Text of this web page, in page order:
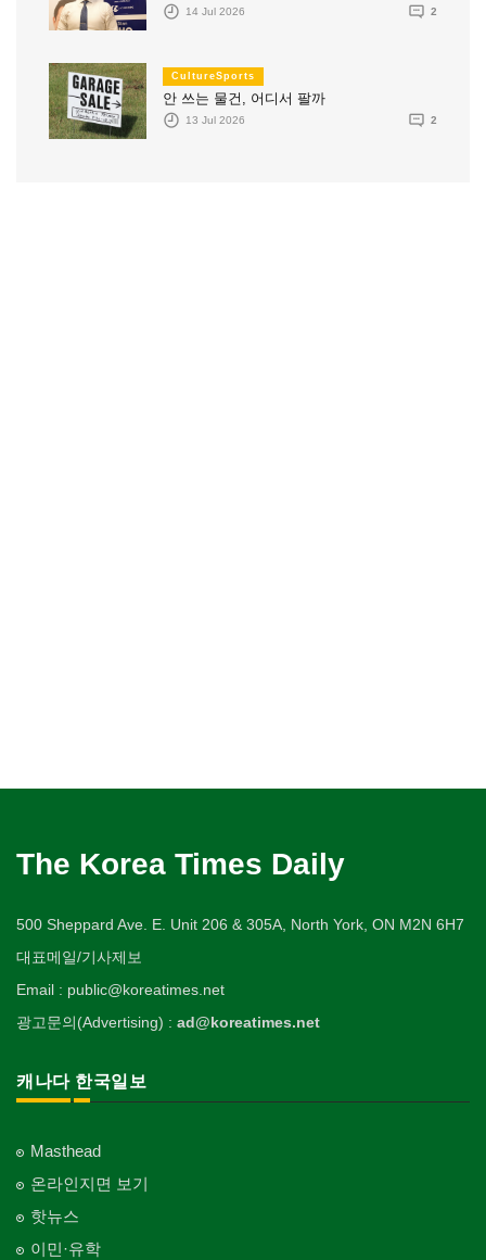
14 Jul 2026 2
CultureSports
안 쓰는 물건, 어디서 팔까
13 Jul 2026 2
The Korea Times Daily
500 Sheppard Ave. E. Unit 206 & 305A, North York, ON M2N 6H7
대표메일/기사제보
Email : public@koreatimes.net
광고문의(Advertising) : ad@koreatimes.net
캐나다 한국일보
Masthead
온라인지면 보기
핫뉴스
이민·유학